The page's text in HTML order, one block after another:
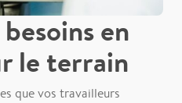
en
le terrain
que vos travailleurs